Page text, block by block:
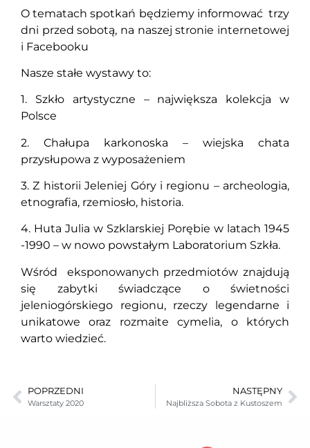
O tematach spotkań będziemy informować trzy
dni przed sobotą, na naszej stronie internetowej
i Facebooku
Nasze stałe wystawy to:
1. Szkło artystyczne – największa kolekcja w
Polsce
2. Chałupa karkonoska – wiejska chata
przysłupowa z wyposażeniem
3. Z historii Jeleniej Góry i regionu – archeologia,
etnografia, rzemiosło, historia.
4. Huta Julia w Szklarskiej Porębie w latach 1945
-1990 – w nowo powstałym Laboratorium Szkła.
Wśród eksponowanych przedmiotów znajdują
się zabytki świadczące o świetności
jeleniogórskiego regionu, rzeczy legendarne i
unikatowe oraz rozmaite cymelia, o których
warto wiedzieć.
POPRZEDNI
Warsztaty 2020
NASTĘPNY
Najbliższa Sobota z Kustoszem